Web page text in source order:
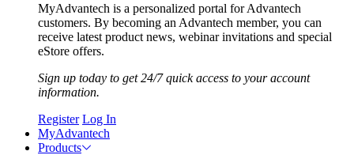
MyAdvantech is a personalized portal for Advantech
customers. By becoming an Advantech member, you can
receive latest product news, webinar invitations and special
eStore offers.
Sign up today to get 24/7 quick access to your account
information.
Register Log In
MyAdvantech
Products